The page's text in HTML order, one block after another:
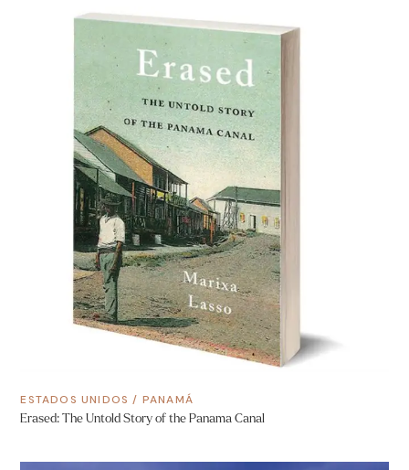
ESTADOS UNIDOS / PANAMÁ
Erased: The Untold Story of the Panama Canal